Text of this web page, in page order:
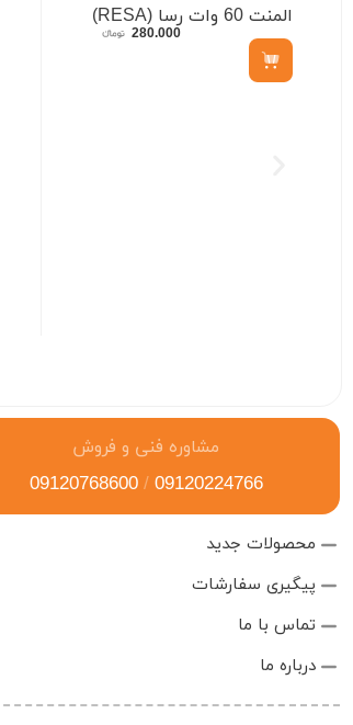
المنت 60 وات رسا (RESA)
280.000
مشاوره فنی و فروش
09120224766
/
09120768600
محصولات جدید
پیگیری سفارشات
تماس با ما
درباره ما